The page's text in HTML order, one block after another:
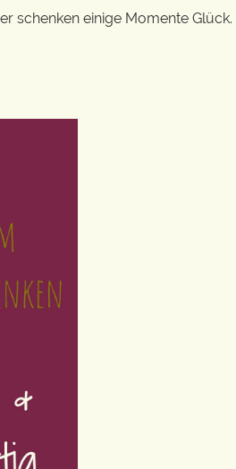
schenken einige Momente Glück.